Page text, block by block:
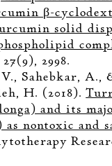
β-
solid
2998.
Sahebkar, A.,
H. (2018).
and its
nontoxic and